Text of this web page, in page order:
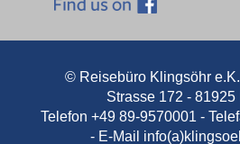
© Reisebüro Klingsöhr
Strasse 172 - 81925
Telefon +49 89-9570001 -
- E-Mail